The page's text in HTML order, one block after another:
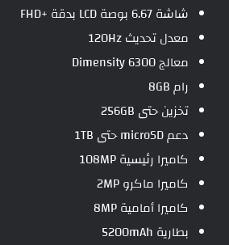
شاشة 6.67 بوصة LCD بدقة +FHD
معدل تحديث 120Hz
معالج Dimensity 6300
رام 8GB
تخزين حتى 256GB
دعم microSD حتى 1TB
كاميرا رئيسية 108MP
كاميرا ماكرو 2MP
كاميرا أمامية 8MP
بطارية 5200mAh